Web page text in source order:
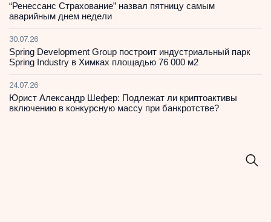
“Ренессанс Страхование” назвал пятницу самым
аварийным днем недели
30.07.26
Spring Development Group построит индустриальный парк
Spring Industry в Химках площадью 76 000 м2
24.07.26
Юрист Александр Шефер: Подлежат ли криптоактивы
включению в конкурсную массу при банкротстве?